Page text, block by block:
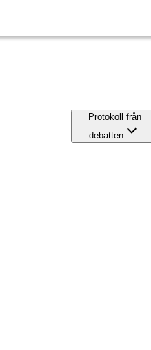
Protokoll från
debatten